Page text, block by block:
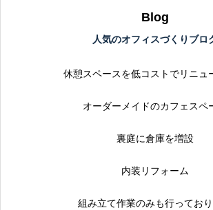
Blog
人気のオフィスづくりブロ
休憩スペースを低コストでリニュ
オーダーメイドのカフェスペ
裏庭に倉庫を増設
内装リフォーム
組み立て作業のみも行ってお